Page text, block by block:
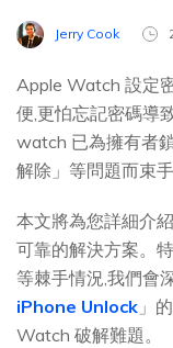
Jerry Cook
Apple Watch 設定
便,更怕忘記密碼導
watch 已為擁有者
解除」等問題而束
本文將為您詳細介紹
可靠的解決方案。
等棘手情況,我們會
iPhone Unlock 」
Watch 破解難題。